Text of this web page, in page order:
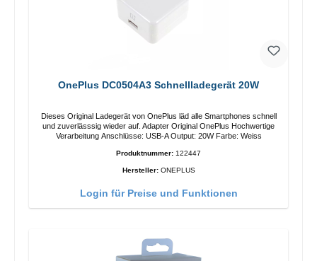
OnePlus DC0504A3 Schnellladegerät 20W
Dieses Original Ladegerät von OnePlus läd alle Smartphones schnell
und zuverlässsig wieder auf. Adapter Original OnePlus Hochwertige
Verarbeitung Anschlüsse: USB-A Output: 20W Farbe: Weiss
Produktnummer: 122447
Hersteller: ONEPLUS
Login für Preise und Funktionen